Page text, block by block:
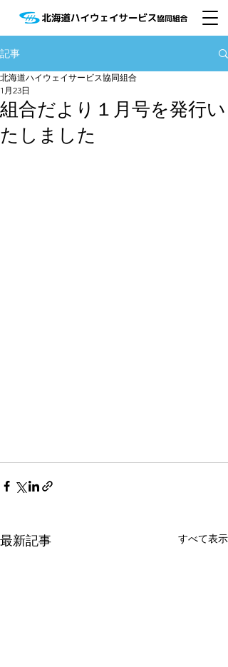
記事
組合だより１月号を発行い
たしました
北海道ハイウェイサービス協同組合
1月23日
最新記事 すべて表示